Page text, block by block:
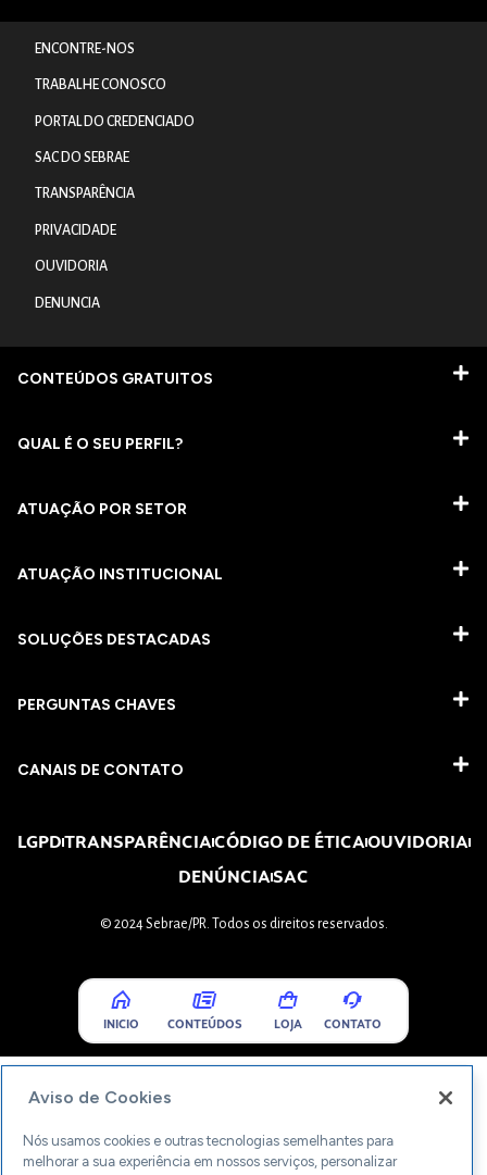
ENCONTRE-NOS
TRABALHE CONOSCO
PORTAL DO CREDENCIADO
SAC DO SEBRAE
TRANSPARÊNCIA
PRIVACIDADE
OUVIDORIA
DENUNCIA
CONTEÚDOS GRATUITOS
QUAL É O SEU PERFIL?
ATUAÇÃO POR SETOR
ATUAÇÃO INSTITUCIONAL
SOLUÇÕES DESTACADAS
PERGUNTAS CHAVES​
CANAIS DE CONTATO
LGPDTRANSPARÊNCIACÓDIGO DE ÉTICAOUVIDORIA
DENÚNCIASAC
© 2024 Sebrae/PR. Todos os direitos reservados.
INICIO CONTEÚDOS LOJA CONTATO
Aviso de Cookies
Nós usamos cookies e outras tecnologias semelhantes para
melhorar a sua experiência em nossos serviços, personalizar